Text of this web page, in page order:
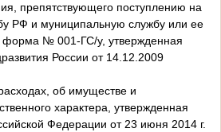
препятствующего поступлению на
РФ и муниципальную службу или ее
форма № 001-ГС/у, утвержденная
России от 14.12.2009
об имуществе и
характера, утвержденная
Федерации от 23 июня 2014 г.